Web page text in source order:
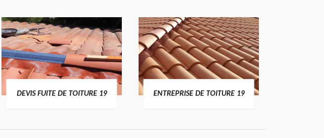
DEVIS FUITE DE TOITURE 19 ENTREPRISE DE TOITURE 19